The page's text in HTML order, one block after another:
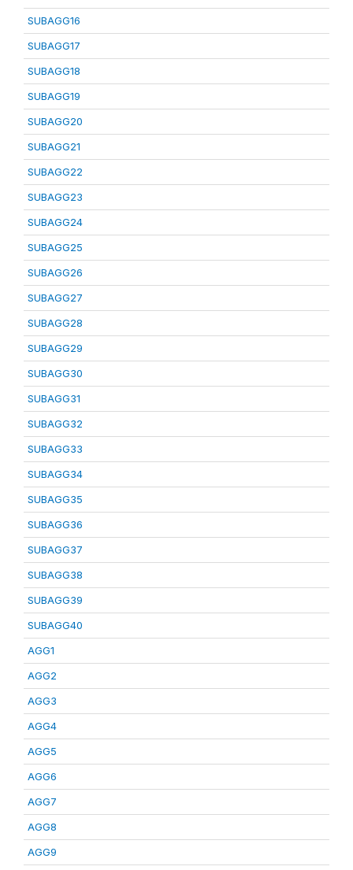
SUBAGG16
SUBAGG17
SUBAGG18
SUBAGG19
SUBAGG20
SUBAGG21
SUBAGG22
SUBAGG23
SUBAGG24
SUBAGG25
SUBAGG26
SUBAGG27
SUBAGG28
SUBAGG29
SUBAGG30
SUBAGG31
SUBAGG32
SUBAGG33
SUBAGG34
SUBAGG35
SUBAGG36
SUBAGG37
SUBAGG38
SUBAGG39
SUBAGG40
AGG1
AGG2
AGG3
AGG4
AGG5
AGG6
AGG7
AGG8
AGG9